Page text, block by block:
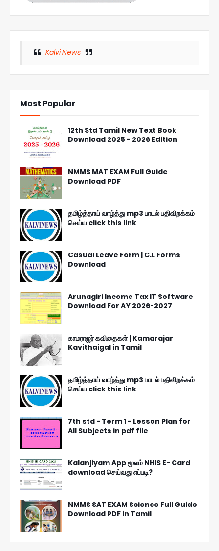
Kalvi News
Most Popular
12th Std Tamil New Text Book
Download 2025 - 2026 Edition
NMMS MAT EXAM Full Guide
Download PDF
தமிழ்த்தாய் வாழ்த்து mp3 பாடல் பதிவிறக்கம்
செய்ய click this link
Casual Leave Form | C.L Forms
Download
Arunagiri Income Tax IT Software
Download For AY 2026-2027
காமராஜர் கவிதைகள் | Kamarajar
Kavithaigal in Tamil
தமிழ்த்தாய் வாழ்த்து mp3 பாடல் பதிவிறக்கம்
செய்ய click this link
7th std - Term 1 - Lesson Plan for
All Subjects in pdf file
Kalanjiyam App மூலம் NHIS E- Card
download செய்வது எப்படி?
NMMS SAT EXAM Science Full Guide
Download PDF in Tamil